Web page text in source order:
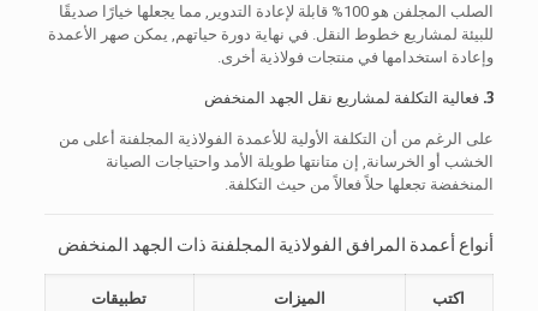
الصلب المجلفن هو 100% قابلة لإعادة التدوير, مما يجعلها خيارًا صديقًا
للبيئة لمشاريع خطوط النقل. في نهاية دورة حياتهم, يمكن صهر الأعمدة
وإعادة استخدامها في منتجات فولاذية أخرى.
3. فعالية التكلفة لمشاريع نقل الجهد المنخفض
على الرغم من أن التكلفة الأولية للأعمدة الفولاذية المجلفنة أعلى من
الخشب أو الخرسانة, إن متانتها طويلة الأمد واحتياجات الصيانة
المنخفضة تجعلها حلاً فعالاً من حيث التكلفة.
أنواع أعمدة المرافق الفولاذية المجلفنة ذات الجهد المنخفض
اكتب الميزات تطبيقات